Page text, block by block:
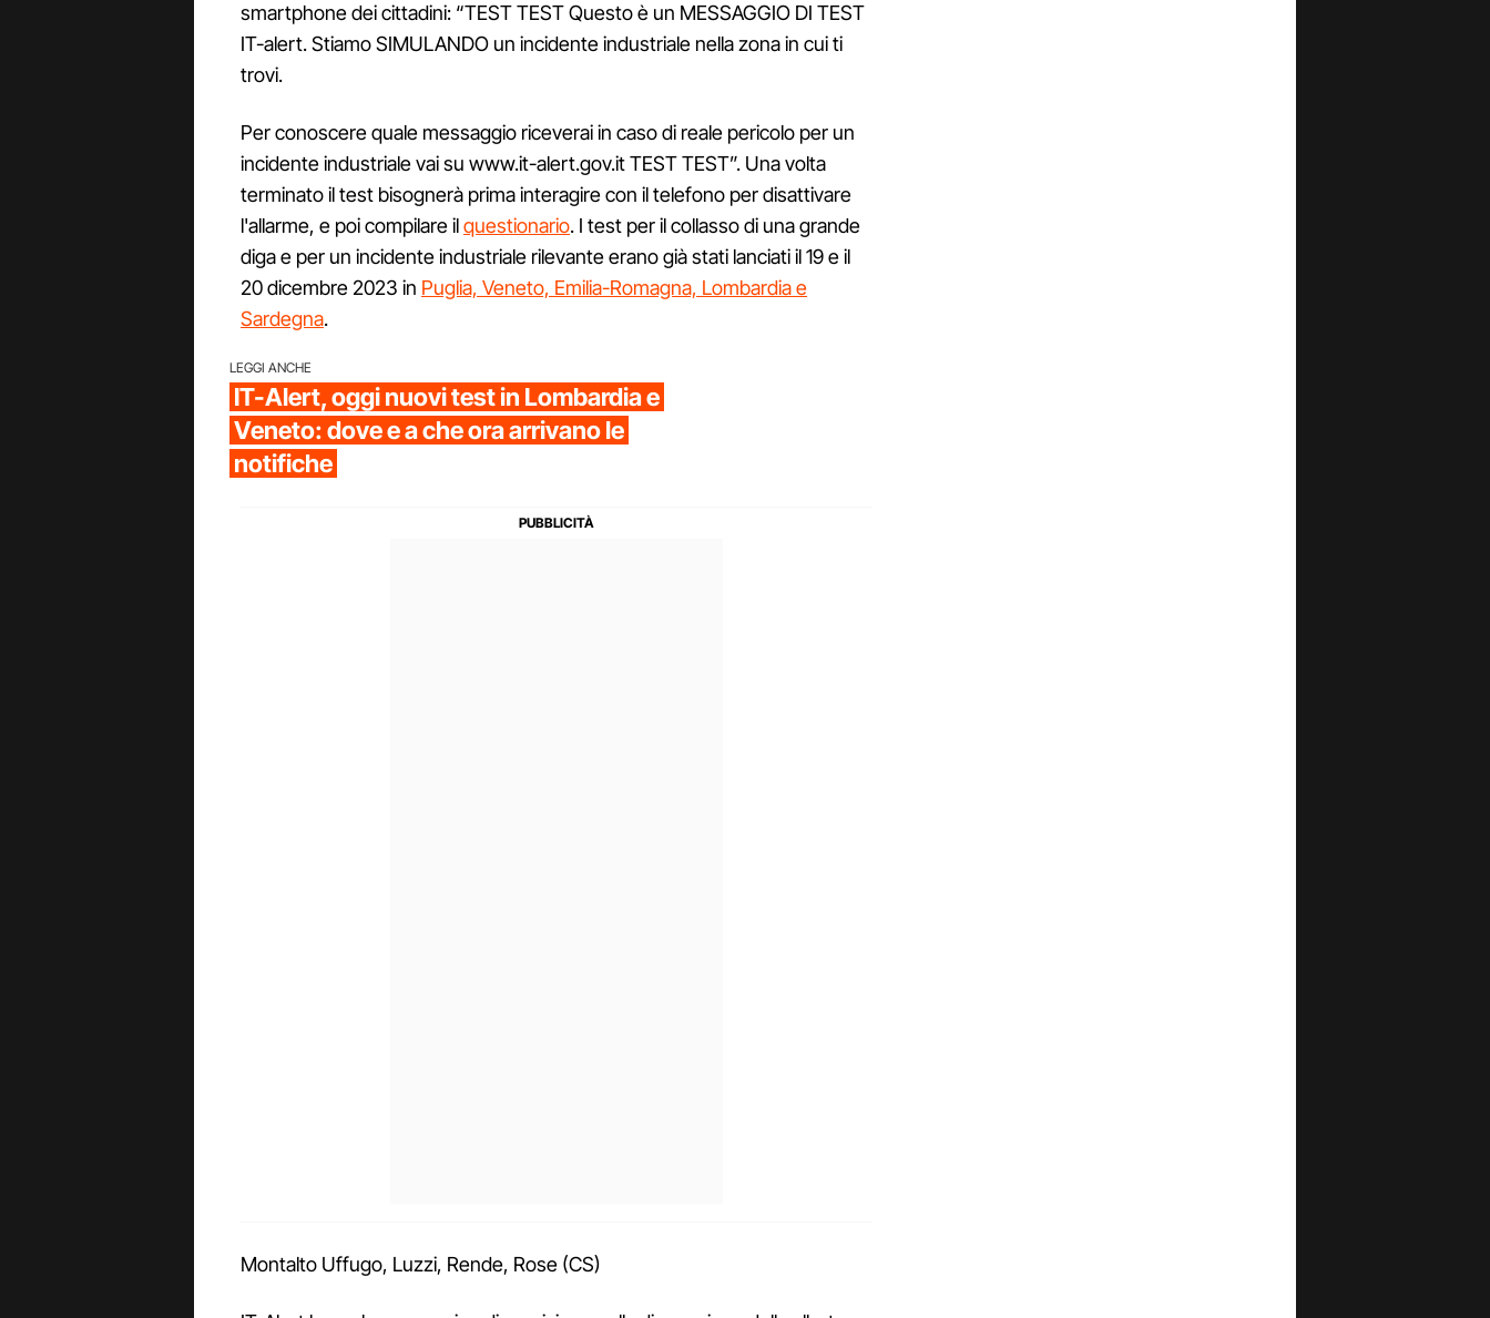
smartphone dei cittadini: “TEST TEST Questo è un MESSAGGIO DI TEST
IT-alert. Stiamo SIMULANDO un incidente industriale nella zona in cui ti
trovi.
Per conoscere quale messaggio riceverai in caso di reale pericolo per un
incidente industriale vai su www.it-alert.gov.it TEST TEST”. Una volta
terminato il test bisognerà prima interagire con il telefono per disattivare
l'allarme, e poi compilare ilquestionario. I test per il collasso di una grande
diga e per un incidente industriale rilevante erano già stati lanciati il 19 e il
20 dicembre 2023 in Puglia, Veneto, Emilia-Romagna, Lombardia e
Sardegna.
LEGGI ANCHE
IT-Alert, oggi nuovi test in Lombardia e
Veneto: dove e a che ora arrivano le
notifiche
Montalto Uffugo, Luzzi, Rende, Rose (CS)